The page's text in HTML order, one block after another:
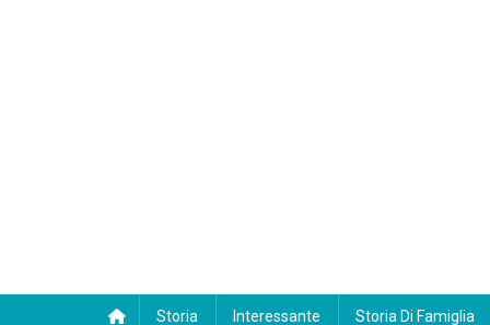
Storia Interessante Storia Di Famiglia